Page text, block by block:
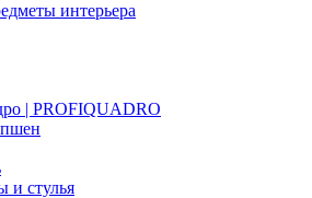
интерьера
| PROFIQUADRO
и стулья